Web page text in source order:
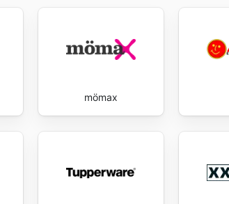
mömax